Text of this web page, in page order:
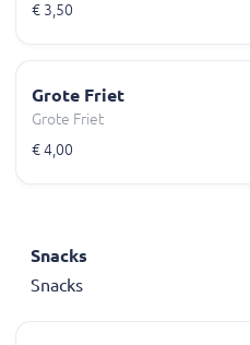
€ 3,50
Grote Friet
Grote Friet
€ 4,00
Snacks
Snacks